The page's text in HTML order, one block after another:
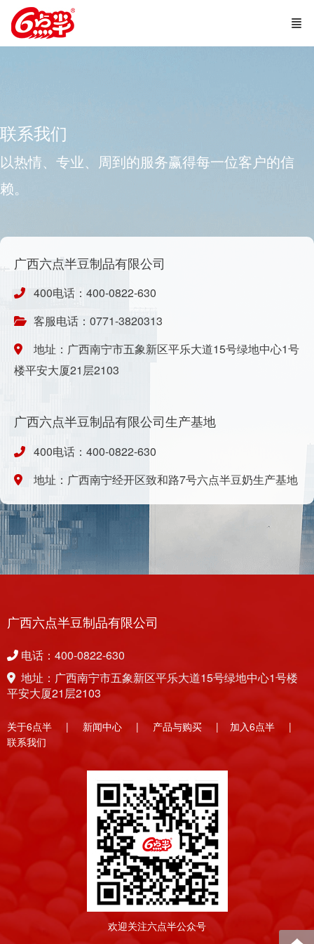
联系我们
以热情、专业、周到的服务赢得每一位客户的信
赖。
广西六点半豆制品有限公司
400电话：400-0822-630
客服电话：0771-3820313
地址：广西南宁市五象新区平乐大道15号绿地中心1号
楼平安大厦21层2103
广西六点半豆制品有限公司生产基地
400电话：400-0822-630
地址：广西南宁经开区致和路7号六点半豆奶生产基地
广西六点半豆制品有限公司
电话：400-0822-630
地址：广西南宁市五象新区平乐大道15号绿地中心1号楼
平安大厦21层2103
关于6点半 | 新闻中心 | 产品与购买 | 加入6点半 |
联系我们
欢迎关注六点半公众号